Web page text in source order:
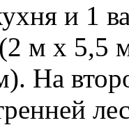
и 1
(2 м х 5,5
На